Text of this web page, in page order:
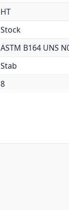
HT
Stock
ASTM B164 UNS
Stab
8